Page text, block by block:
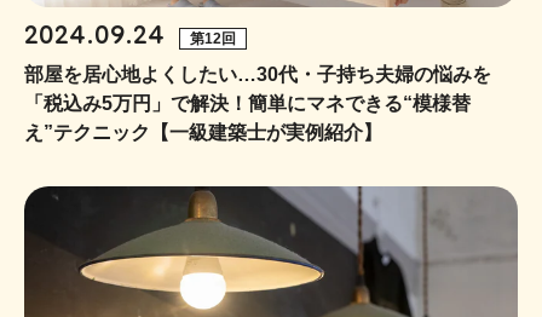
2024.09.24 第12回
部屋を居心地よくしたい…30代・子持ち夫婦の悩みを
「税込み5万円」で解決！簡単にマネできる“模様替
え”テクニック【一級建築士が実例紹介】